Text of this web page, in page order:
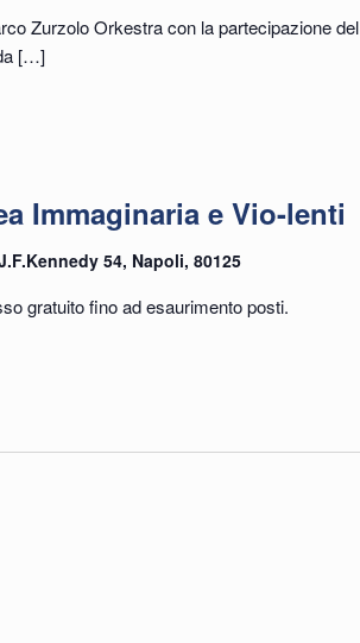
Zurzolo Orkestra con la partecipazione del
[…]
Immaginaria e Vio-lenti
54, Napoli, 80125
gratuito fino ad esaurimento posti.